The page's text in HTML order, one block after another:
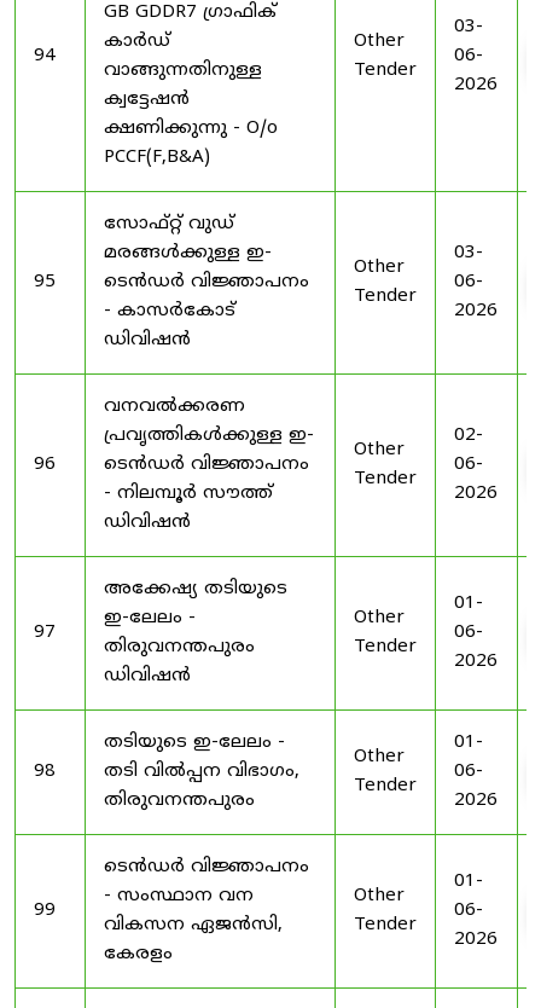
94
GB GDDR7 ഗ്രാഫിക്
കാർഡ്
വാങ്ങുന്നതിനുള്ള
ക്വട്ടേഷൻ
ക്ഷണിക്കുന്നു - O/o
PCCF(F,B&A)
Other
Tender
03-
06-
2026
95
സോഫ്റ്റ് വുഡ്
മരങ്ങൾക്കുള്ള ഇ-
ടെൻഡർ വിജ്ഞാപനം
- കാസർകോട്
ഡിവിഷൻ
Other
Tender
03-
06-
2026
96
വനവൽക്കരണ
പ്രവൃത്തികൾക്കുള്ള ഇ-
ടെൻഡർ വിജ്ഞാപനം
- നിലമ്പൂർ സൗത്ത്
ഡിവിഷൻ
Other
Tender
02-
06-
2026
97
അക്കേഷ്യ തടിയുടെ
ഇ-ലേലം -
തിരുവനന്തപുരം
ഡിവിഷൻ
Other
Tender
01-
06-
2026
98
തടിയുടെ ഇ-ലേലം -
തടി വിൽപ്പന വിഭാഗം,
തിരുവനന്തപുരം
Other
Tender
01-
06-
2026
99
ടെൻഡർ വിജ്ഞാപനം
- സംസ്ഥാന വന
വികസന ഏജൻസി,
കേരളം
Other
Tender
01-
06-
2026